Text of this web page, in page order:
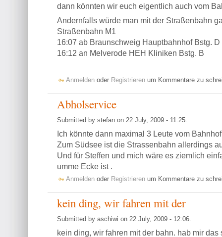
dann könnten wir euch eigentlich auch vom
Andernfalls würde man mit der Straßenbahn
Straßenbahn M1
16:07 ab Braunschweig Hauptbahnhof Bstg. D
16:12 an Melverode HEH Kliniken Bstg. B
Anmelden oder Registrieren um Kommentare zu
Abholservice
Submitted by stefan on 22 July, 2009 - 11:25.
Ich könnte dann maximal 3 Leute vom
Zum Südsee ist die Strassenbahn allerdings
Und für Steffen und mich wäre es ziemlich
umme Ecke ist .
Anmelden oder Registrieren um Kommentare zu
kein ding, wir fahren mit der
Submitted by aschiwi on 22 July, 2009 - 12:06.
kein ding, wir fahren mit der bahn. hab mir das